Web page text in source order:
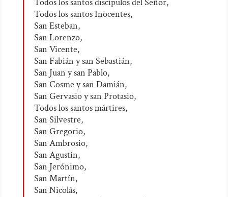
Todos los santos discípulos del Señor,
Todos los santos Inocentes,
San Esteban,
San Lorenzo,
San Vicente,
San Fabián y san Sebastián,
San Juan y san Pablo,
San Cosme y san Damián,
San Gervasio y san Protasio,
Todos los santos mártires,
San Silvestre,
San Gregorio,
San Ambrosio,
San Agustín,
San Jerónimo,
San Martín,
San Nicolás,